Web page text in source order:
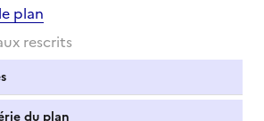
plan
rescrits
du plan